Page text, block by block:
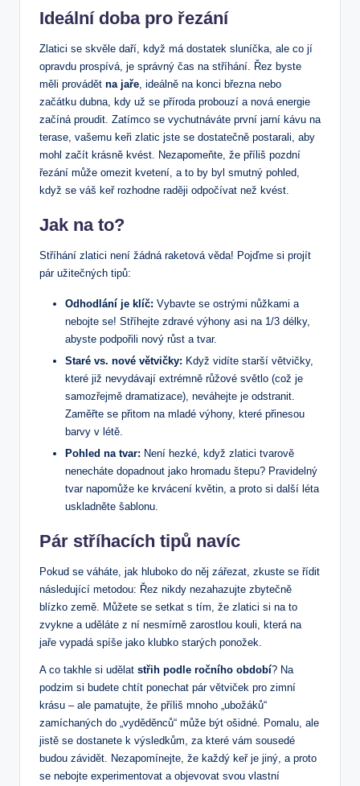
Ideální doba pro řezání
Zlatici se skvěle daří, když má dostatek sluníčka, ale co jí
opravdu prospívá, je správný čas na stříhání. Řez byste
měli provádět na jaře, ideálně na konci března nebo
začátku dubna, kdy už se příroda probouzí a nová energie
začíná proudit. Zatímco se vychutnáváte první jarní kávu na
terase, vašemu keři zlatic jste se dostatečně postarali, aby
mohl začít krásně kvést. Nezapomeňte, že příliš pozdní
řezání může omezit kvetení, a to by byl smutný pohled,
když se váš keř rozhodne raději odpočívat než kvést.
Jak na to?
Stříhání zlatici není žádná raketová věda! Pojďme si projít
pár užitečných tipů:
Odhodlání je klíč: Vybavte se ostrými nůžkami a
nebojte se! Stříhejte zdravé výhony asi na 1/3 délky,
abyste podpořili nový růst a tvar.
Staré vs. nové větvičky: Když vidíte starší větvičky,
které již nevydávají extrémně růžové světlo (což je
samozřejmě dramatizace), neváhejte je odstranit.
Zaměřte se přitom na mladé výhony, které přinesou
barvy v létě.
Pohled na tvar: Není hezké, když zlatici tvarově
nenecháte dopadnout jako hromadu štepu? Pravidelný
tvar napomůže ke krvácení květin, a proto si další léta
uskladněte šablonu.
Pár stříhacích tipů navíc
Pokud se váháte, jak hluboko do něj zářezat, zkuste se řídit
následující metodou: Řez nikdy nezahazujte zbytečně
blízko země. Můžete se setkat s tím, že zlatici si na to
zvykne a uděláte z ní nesmírně zarostlou kouli, která na
jaře vypadá spíše jako klubko starých ponožek.
A co takhle si udělat střih podle ročního období? Na
podzim si budete chtít ponechat pár větviček pro zimní
krásu – ale pamatujte, že příliš mnoho „ubožáků“
zamíchaných do „vyděděnců“ může být ošidné. Pomalu, ale
jistě se dostanete k výsledkům, za které vám sousedé
budou závidět. Nezapomínejte, že každý keř je jiný, a proto
se nebojte experimentovat a objevovat svou vlastní